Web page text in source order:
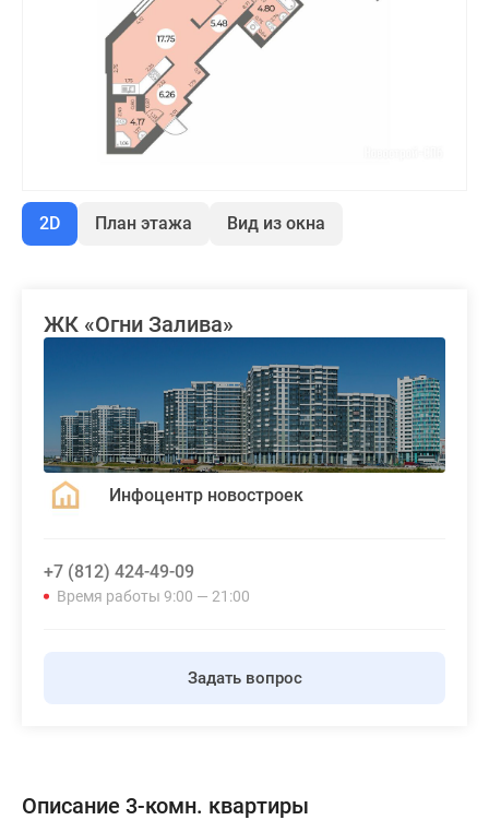
2D План этажа Вид из окна
ЖК «Огни Залива»
Инфоцентр новостроек
+7 (812) 424-49-09
Время работы 9:00 — 21:00
Задать вопрос
Описание 3-комн. квартиры